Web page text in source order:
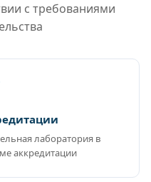
с требованиями
лаборатория в
аккредитации